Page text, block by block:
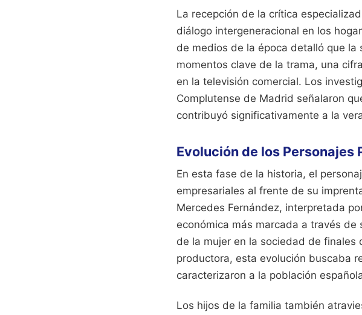
La recepción de la crítica
diálogo intergeneracional en los
de medios de la época detalló que la
momentos clave de la trama, una
en la televisión comercial. Los
Complutense de Madrid señalaron
contribuyó significativamente a la
Evolución de los Personajes
En esta fase de la historia, el
empresariales al frente de su
Mercedes Fernández, interpretada
económica más marcada a través
de la mujer en la sociedad de finales
productora, esta evolución buscaba
caracterizaron a la población
Los hijos de la familia también